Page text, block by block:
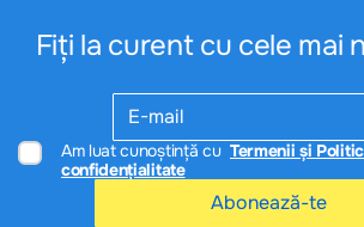
Fiți la curent cu cele mai
Am luat cunoștință cu Termenii și
confidențialitate
Abonează-te